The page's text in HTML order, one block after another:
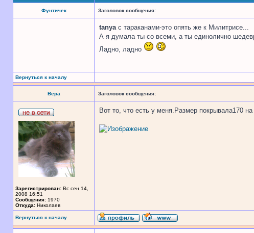
Фунтичек Заголовок сообщения:
tanyaс тараканами-это опять же к Милитрисе...
А я думала ты со всеми, а ты единолично
Ладно, ладно
Вернуться к началу
Вера Заголовок сообщения:
Зарегистрирован: Вс сен 14,
2008 16:51
Сообщения: 1970
Откуда: Николаев
Вот то, что есть у меня.Размер покрывала170
Вернуться к началу